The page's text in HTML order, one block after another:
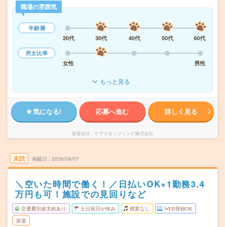
職場の雰囲気
年齢層
20代
30代 40代 50代
60代
男女比率
女性
男性
もっと見る
気になる! 応募へ進む 詳しく見る
派遣会社 ケアスタッフィング株式会社
未読 掲載日 2026/08/07
＼空いた時間で働く！／日払いOK×1勤務3.4
万円も可！施設での見回りなど
交通費別途支給あり 土日祝日が休み 残業なし WEB登録OK
派遣